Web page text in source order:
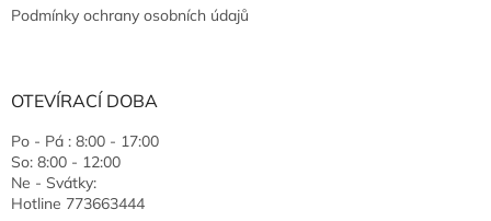
Podmínky ochrany osobních údajů
OTEVÍRACÍ DOBA
Po - Pá : 8:00 - 17:00
So: 8:00 - 12:00
Ne - Svátky:
Hotline 773663444